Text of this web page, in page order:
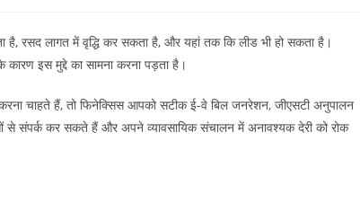
है, रसद लागत में वृद्धि कर सकता है, और यहां तक कि लीड भी हो सकता है।
कारण इस मुद्दे का सामना करना पड़ता है।
चाहते हैं, तो फिनेक्सिस आपको सटीक ई-वे बिल जनरेशन, जीएसटी अनुपालन
से संपर्क कर सकते हैं और अपने व्यावसायिक संचालन में अनावश्यक देरी को रोक